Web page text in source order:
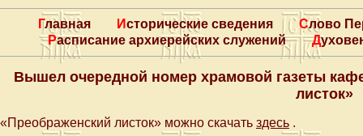
Главная Исторические сведения
Слово
Расписание архиерейских служений
Вышел очередной номер храмовой газеты
листок»
«Преображенский листок» можно скачать здесь .